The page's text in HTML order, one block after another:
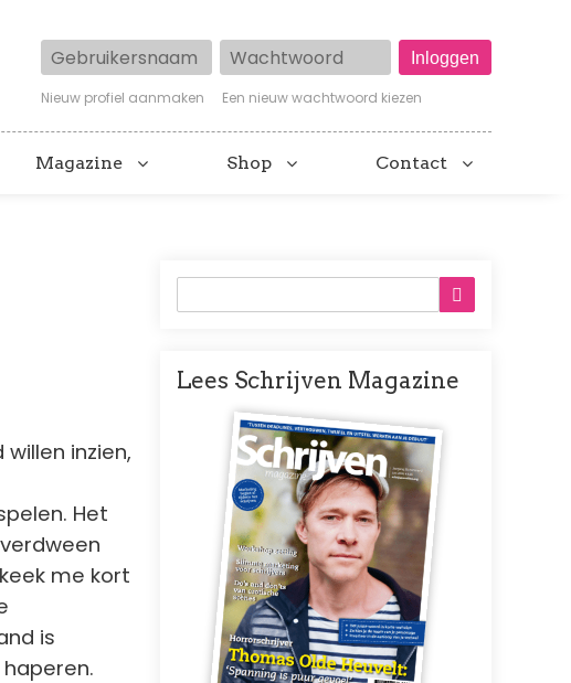
Gebruikersnaam Wachtwoord
Nieuw profiel aanmaken Een nieuw wachtwoord kiezen
Magazine Shop Contact
inzien,
Het
me kort
is
Lees Schrijven Magazine
Afbeelding